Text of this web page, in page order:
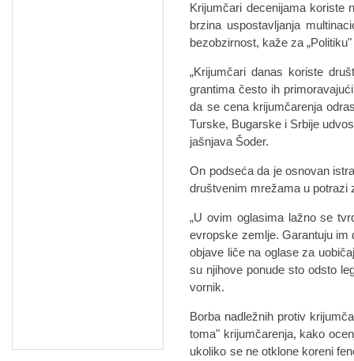
Kri­jum­ča­ri de­ce­ni­ja­ma ko­ri­ste
br­zi­na us­po­sta­vlja­nja
bez­ob­zir­nost, ka­že za
„Kri­jum­ča­ri da­nas ko­ri­ste
gran­ti­ma če­sto ih
da se ce­na kri­jum­ča­re­nja
Tur­ske, Bu­gar­ske i Sr­bi­je
ja­šnja­va Šo­der.
On pod­se­ća da je osno­van
dru­štve­nim mre­ža­ma u
„U ovim ogla­si­ma la­žno se
evrop­ske ze­mlje. Ga­ran­tu­ju
ob­ja­ve li­če na ogla­se za
su nji­ho­ve po­nu­de sto
vor­nik.
Bor­ba nad­le­žnih pr­o­tiv
to­ma" kri­jum­ča­re­nja, ka­ko
uko­li­ko se ne ot­klo­ne ko­re­ni